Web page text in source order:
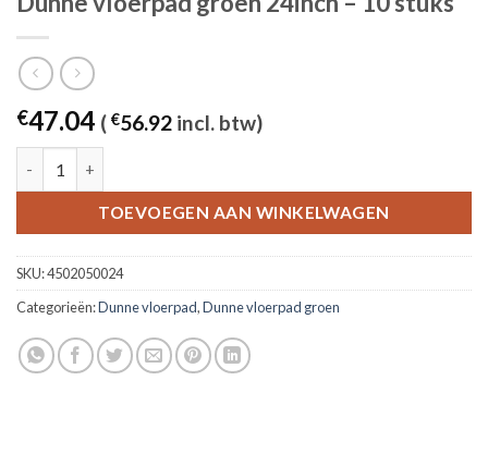
€47.04 ( €56.92 incl. btw)
TOEVOEGEN AAN WINKELWAGEN
SKU:4502050024
Categorieën:Dunne vloerpad,Dunne vloerpad groen